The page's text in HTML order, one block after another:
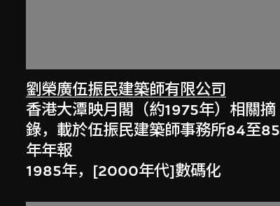
劉榮廣伍振民建築師有限公司
香港大潭映月閣（約1975年）相關摘
錄，載於伍振民建築師事務所84至85
年年報
1985年，[2000年代]數碼化